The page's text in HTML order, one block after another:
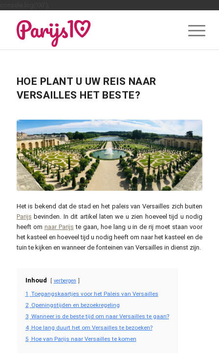
HOE PLANT U UW REIS NAAR
VERSAILLES HET BESTE?
Het is bekend dat de stad en het paleis van Versailles zich buiten
Parijs bevinden. In dit artikel laten we u zien hoeveel tijd u nodig
heeft om naar Parijs te gaan, hoe lang u in de rij moet staan voor
het kasteel en hoeveel tijd u nodig heeft om naar het kasteel en de
tuin te kijken en wanneer de fonteinen van Versailles in dienst zijn.
Inhoud verbergen
1 Toegangskaartjes voor het Paleis van Versailles
2 Openingstijden en bezoekregeling
3 Wanneer is de beste tijd om naar Versailles te gaan?
4 Hoe lang duurt het om Versailles te bezoeken?
5 Hoe van Parijs naar Versailles te komen